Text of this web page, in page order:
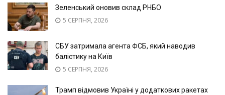
Зеленський оновив склад РНБО
5 СЕРПНЯ, 2026
СБУ затримала агента ФСБ, який наводив
балістику на Київ
5 СЕРПНЯ, 2026
Трамп відмовив Україні у додаткових ракетах